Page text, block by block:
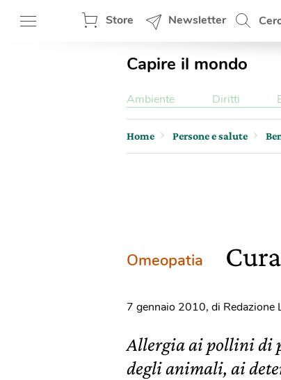
Store Newsletter
Capire il mondo
Ambiente Diritti
Home Persone e salute
Omeopatia
7 gennaio 2010, di Redazione
Allergia ai pollini di
degli animali, ai